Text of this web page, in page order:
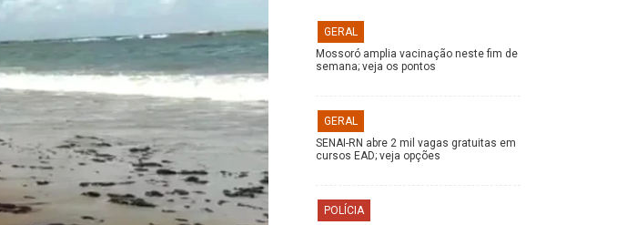
GERAL
Mossoró amplia vacinação neste fim de
semana; veja os pontos
GERAL
SENAI-RN abre 2 mil vagas gratuitas em
cursos EAD; veja opções
POLÍCIA